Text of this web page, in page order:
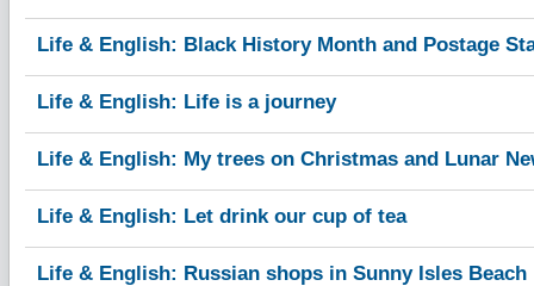
Life & English: Black History Month and Postage
Life & English: Life is a journey
Life & English: My trees on Christmas and Lunar
Life & English: Let drink our cup of tea
Life & English: Russian shops in Sunny Isles Beach